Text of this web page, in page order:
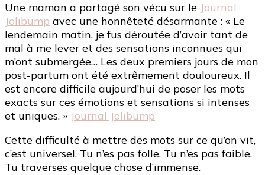
Une maman a partagé son vécu sur le Journal
Jolibump avec une honnêteté désarmante : « Le
lendemain matin, je fus déroutée d’avoir tant de
mal à me lever et des sensations inconnues qui
m’ont submergée… Les deux premiers jours de mon
post-partum ont été extrêmement douloureux. Il
est encore difficile aujourd’hui de poser les mots
exacts sur ces émotions et sensations si intenses
et uniques. » Journal Jolibump
Cette difficulté à mettre des mots sur ce qu’on vit,
c’est universel. Tu n’es pas folle. Tu n’es pas faible.
Tu traverses quelque chose d’immense.